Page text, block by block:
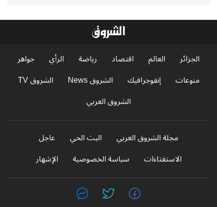
الجزائر العالم اقتصاد رياضة الرأي
جواهر
منوعات
إنفوجرافيك الشروق News
الشروق TV
الشروق العربي
مجلة الشروق العربي البث الحي
عاجل
الاستفتاءات
سياسة الخصوصية الإشهار